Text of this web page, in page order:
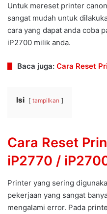
Untuk mereset printer
sangat mudah untuk
cara yang dapat anda coba
iP2700 milik anda.
Baca juga: Cara Reset
Isi tampilkan
Cara Reset
iP2770 /
Printer yang sering
pekerjaan yang sangat
mengalami error. Pada